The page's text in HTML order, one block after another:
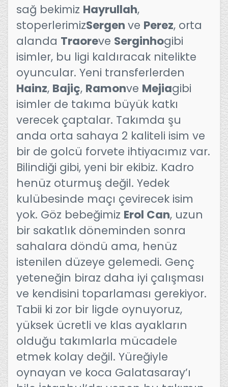
sağ bekimiz Hayrullah,
stoperlerimizSergen ve Perez, orta
alanda Traoreve Serginhogibi
isimler, bu ligi kaldıracak nitelikte
oyuncular. Yeni transferlerden
Hainz, Bajiç, Ramonve Mejiagibi
isimler de takıma büyük katkı
verecek çaptalar. Takımda şu
anda orta sahaya 2 kaliteli isim ve
bir de golcü forvete ihtiyacımız var.
Bilindiği gibi, yeni bir ekibiz. Kadro
henüz oturmuş değil. Yedek
kulübesinde maçı çevirecek isim
yok. Göz bebeğimiz Erol Can, uzun
bir sakatlık döneminden sonra
sahalara döndü ama, henüz
istenilen düzeye gelemedi. Genç
yeteneğin biraz daha iyi çalışması
ve kendisini toparlaması gerekiyor.
Tabii ki zor bir ligde oynuyoruz,
yüksek ücretli ve klas ayakların
olduğu takımlarla mücadele
etmek kolay değil. Yüreğiyle
oynayan ve koca Galatasaray’ı